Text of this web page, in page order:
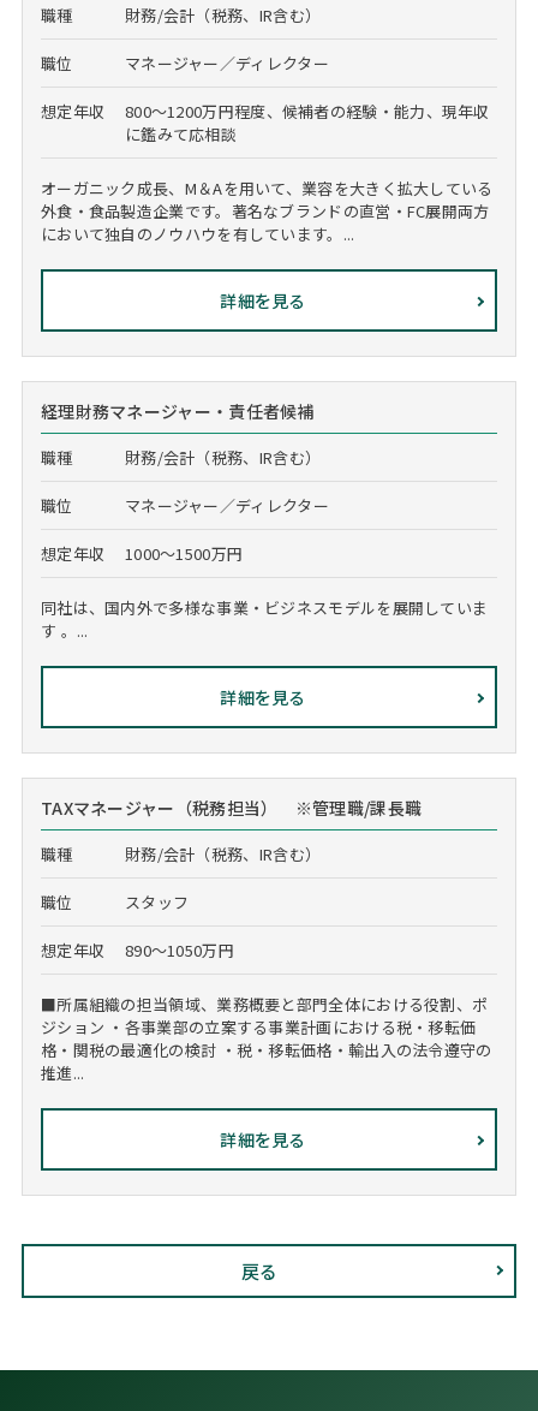
職種 財務/会計（税務、IR含む）
職位 マネージャー／ディレクター
想定年収
800～1200万円程度、候補者の経験・能力、現年収
に鑑みて応相談
オーガニック成長、M＆Aを用いて、業容を大きく拡大している
外食・食品製造企業です。著名なブランドの直営・FC展開両方
において独自のノウハウを有しています。...
詳細を見る
経理財務マネージャー・責任者候補
職種 財務/会計（税務、IR含む）
職位 マネージャー／ディレクター
想定年収 1000～1500万円
同社は、国内外で多様な事業・ビジネスモデルを展開していま
す 。...
詳細を見る
TAXマネージャー（税務担当） ※管理職/課長職
職種 財務/会計（税務、IR含む）
職位 スタッフ
想定年収 890～1050万円
■所属組織の担当領域、業務概要と部門全体における役割、ポ
ジション ・各事業部の立案する事業計画における税・移転価
格・関税の最適化の検討 ・税・移転価格・輸出入の法令遵守の
推進...
詳細を見る
戻る